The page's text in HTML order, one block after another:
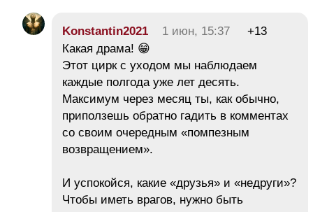
Konstantin2021 1 июн, 15:37
+13
Какая драма! 😁
Этот цирк с уходом мы наблюдаем
каждые полгода уже лет десять.
Максимум через месяц ты, как обычно,
приползешь обратно гадить в комментах
со своим очередным «помпезным
возвращением».
И успокойся, какие «друзья» и «недруги»?
Чтобы иметь врагов, нужно быть